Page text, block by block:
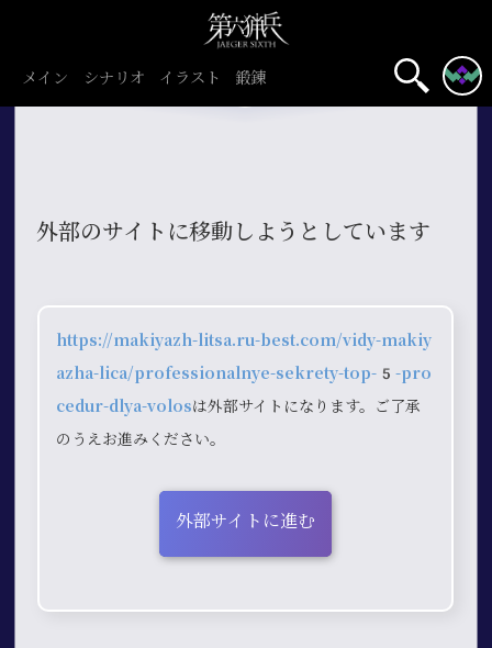
メイン シナリオ イラスト 鍛錬
外部のサイトに移動しようとしています
https://makiyazh-litsa.ru-best.com/vidy-makiy
azha-lica/professionalnye-sekrety-top-5-pro
cedur-dlya-volosは外部サイトになります。ご了承
のうえお進みください。
外部サイトに進む